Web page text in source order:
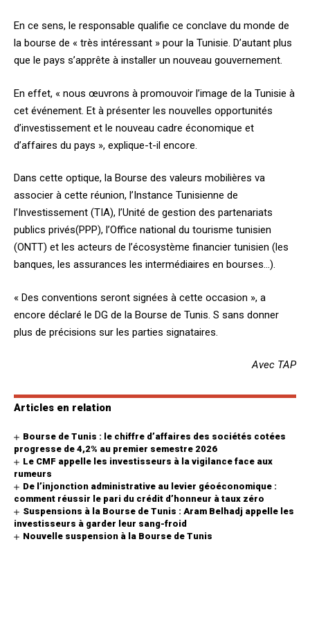
En ce sens, le responsable qualifie ce conclave du monde de
la bourse de « très intéressant » pour la Tunisie. D’autant plus
que le pays s’apprête à installer un nouveau gouvernement.
En effet, « nous œuvrons à promouvoir l’image de la Tunisie à
cet événement. Et à présenter les nouvelles opportunités
d’investissement et le nouveau cadre économique et
d’affaires du pays », explique-t-il encore.
Dans cette optique, la Bourse des valeurs mobilières va
associer à cette réunion, l’Instance Tunisienne de
l’Investissement (TIA), l’Unité de gestion des partenariats
publics privés(PPP), l’Office national du tourisme tunisien
(ONTT) et les acteurs de l’écosystème financier tunisien (les
banques, les assurances les intermédiaires en bourses…).
« Des conventions seront signées à cette occasion », a
encore déclaré le DG de la Bourse de Tunis. S sans donner
plus de précisions sur les parties signataires.
Avec TAP
Articles en relation
Bourse de Tunis : le chiffre d’affaires des sociétés cotées
progresse de 4,2% au premier semestre 2026
Le CMF appelle les investisseurs à la vigilance face aux
rumeurs
De l’injonction administrative au levier géoéconomique :
comment réussir le pari du crédit d’honneur à taux zéro
Suspensions à la Bourse de Tunis : Aram Belhadj appelle les
investisseurs à garder leur sang-froid
Nouvelle suspension à la Bourse de Tunis